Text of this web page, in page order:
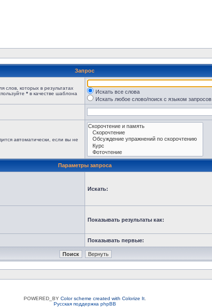
Запрос
слов, которых в результатах
* в качестве шаблона
Искать все слова
Искать любое слово/поиск с языком запросов
автоматически, если вы не
Параметры запроса
Искать:
Показывать результаты как:
Показывать первые:
POWERED_BY Color scheme created with Colorize It.
Русская поддержка phpBB